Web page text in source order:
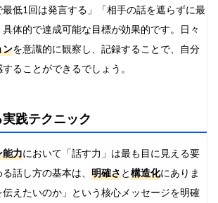
低1回は発言する」「相手の話を遮らずに最
体的で達成可能な目標が効果的です。日々
ンを意識的に観察し、記録することで、自分
ることができるでしょう。
践テクニック
能力において「話す力」は最も目に見える要
話し方の基本は、 明確さと構造化にありま
えたいのか」という核心メッセージを明確